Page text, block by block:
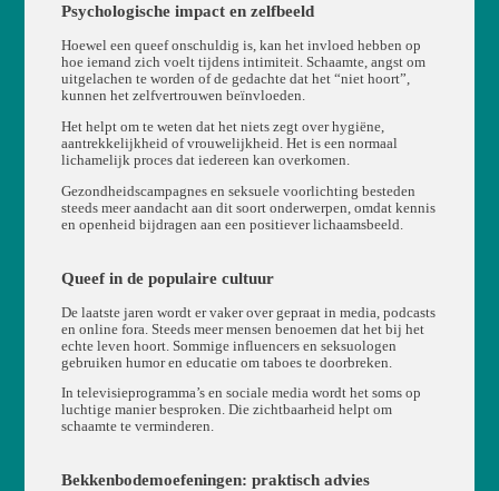
Psychologische impact en zelfbeeld
Hoewel een queef onschuldig is, kan het invloed hebben op
hoe iemand zich voelt tijdens intimiteit. Schaamte, angst om
uitgelachen te worden of de gedachte dat het “niet hoort”,
kunnen het zelfvertrouwen beïnvloeden.
Het helpt om te weten dat het niets zegt over hygiëne,
aantrekkelijkheid of vrouwelijkheid. Het is een normaal
lichamelijk proces dat iedereen kan overkomen.
Gezondheidscampagnes en seksuele voorlichting besteden
steeds meer aandacht aan dit soort onderwerpen, omdat kennis
en openheid bijdragen aan een positiever lichaamsbeeld.
Queef in de populaire cultuur
De laatste jaren wordt er vaker over gepraat in media, podcasts
en online fora. Steeds meer mensen benoemen dat het bij het
echte leven hoort. Sommige influencers en seksuologen
gebruiken humor en educatie om taboes te doorbreken.
In televisieprogramma’s en sociale media wordt het soms op
luchtige manier besproken. Die zichtbaarheid helpt om
schaamte te verminderen.
Bekkenbodemoefeningen: praktisch advies